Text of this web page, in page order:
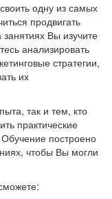
одну из самых
продвигать
Вы изучите
анализировать
стратегии,
их
так и тем, кто
практические
построено
чтобы Вы могли